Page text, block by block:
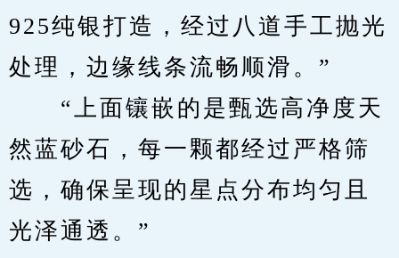
925纯银打造，经过八道手工抛光
处理，边缘线条流畅顺滑。”
“上面镶嵌的是甄选高净度天
然蓝砂石，每一颗都经过严格筛
选，确保呈现的星点分布均匀且
光泽通透。”